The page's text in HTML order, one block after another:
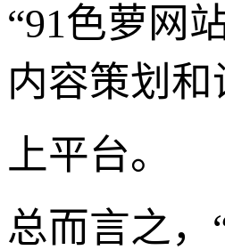
“91色萝网
内容策划
上平台。
总而言之，